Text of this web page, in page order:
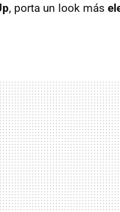
, porta un look más